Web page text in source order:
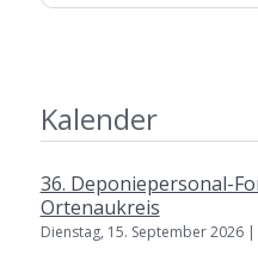
Kalender
36. Deponiepersonal-
Ortenaukreis
Dienstag, 15. September 2026